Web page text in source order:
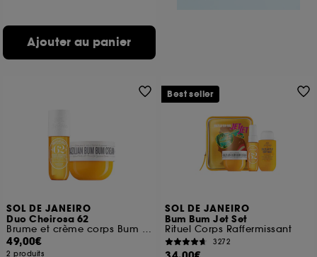
Ajouter au panier
SOL DE JANEIRO
Duo Cheirosa 62
Brume et crème corps Bum Bum
49,00€
2 produits
SOL DE JANEIRO
Bum Bum Jet Set
Rituel Corps Raffermissant
3272
Best seller